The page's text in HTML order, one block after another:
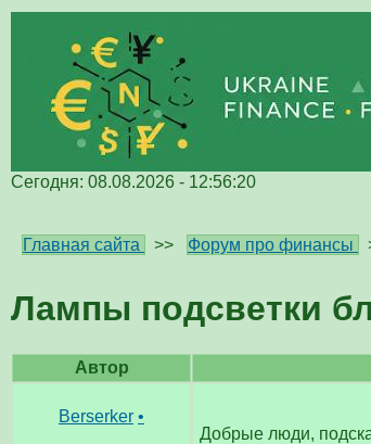
Сегодня: 08.08.2026 - 12:56:20
Главная сайта
>> Форум про финансы
Лампы подсветки
Автор
Berserker •
Добрые люди,